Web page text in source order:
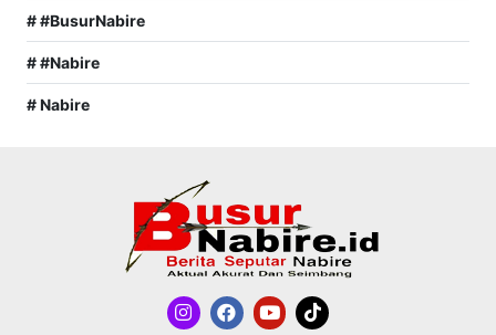
# #BusurNabire
# #Nabire
# Nabire